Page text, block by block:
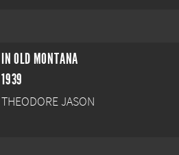
IN OLD MONTANA
1939
THEODORE JASON